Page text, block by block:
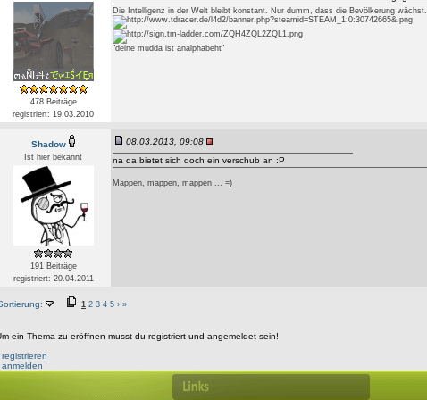
478 Beiträge
registriert: 19.03.2010
Die Intelligenz in der Welt bleibt konstant. Nur dumm, dass die Bevölkerung wächst.
"deine mudda ist analphabeht"
Shadow
Ist hier bekannt
191 Beiträge
registriert: 20.04.2011
08.03.2013, 09:08
na da bietet sich doch ein verschub an :P
Mappen, mappen, mappen ... =)
1 2 3 4 5 › »
ein Thema zu eröffnen musst du registriert und angemeldet sein!
registrieren
anmelden